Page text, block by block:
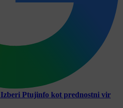
Izberi Ptujinfo kot prednostni vir